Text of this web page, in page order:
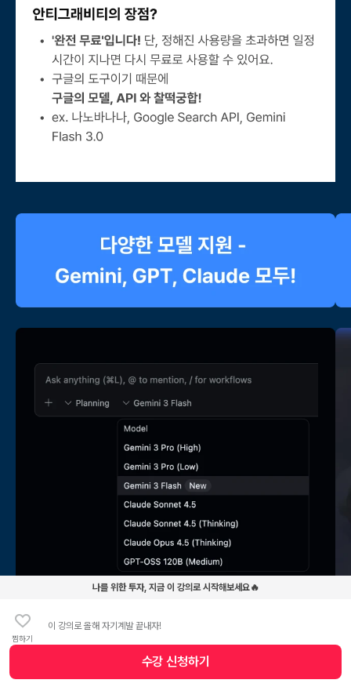
찜하기
나를 위한 투자, 지금 이 강의로 시작해보세요🔥
이 강의로 올해 자기계발 끝내자!
수강 신청하기
모델 선택이 자유로워요! Gemini 3 Pro, 최근 출시된 Gemini 3
크